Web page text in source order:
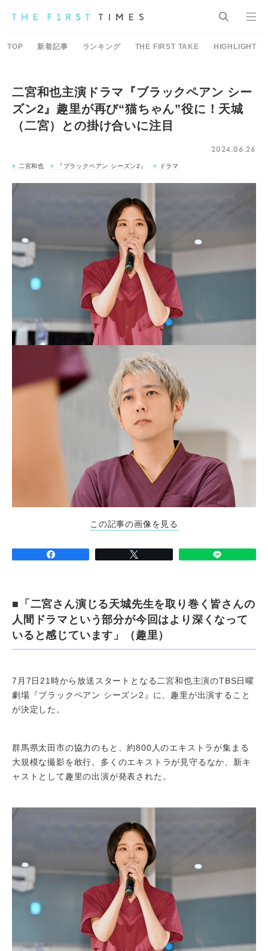
TOP 新着記事 ランキング THE FIRST TAKE HIGHLIGHT
二宮和也主演ドラマ『ブラックペアン シー
ズン2』趣里が再び“猫ちゃん”役に！天城
（二宮）との掛け合いに注目
2024.06.26
二宮和也 『ブラックペアン シーズン2』 ドラマ
この記事の画像を見る
■「二宮さん演じる天城先生を取り巻く皆さんの
人間ドラマという部分が今回はより深くなって
いると感じています」（趣里）
7月7日21時から放送スタートとなる二宮和也主演のTBS日曜
劇場『ブラックペアン シーズン2』に、趣里が出演すること
が決定した。
群馬県太田市の協力のもと、約800人のエキストラが集まる
大規模な撮影を敢行。多くのエキストラが見守るなか、新キ
ャストとして趣里の出演が発表された。